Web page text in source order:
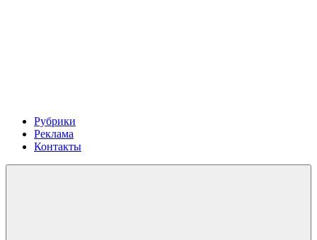
Рубрики
Реклама
Контакты